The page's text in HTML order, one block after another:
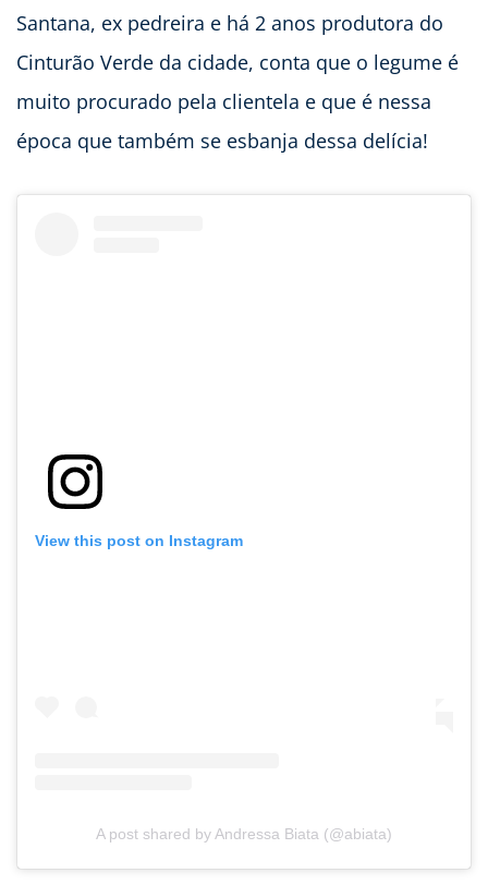
Santana, ex pedreira e há 2 anos produtora do
Cinturão Verde da cidade, conta que o legume é
muito procurado pela clientela e que é nessa
época que também se esbanja dessa delícia!
View this post on Instagram
A post shared by Andressa Biata (@abiata)